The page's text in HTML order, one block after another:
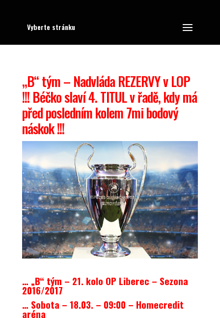
Vyberte stránku
„B“ tým – Nadvláda REZERVY v LOP
!!! Béčko slaví 4. TITUL v řadě, kdy má
před posledním kolem 7mi bodový
náskok !!!
… „B“ tým – 21. kolo OP Liberec – Sezona
2016/2017
… Sobota – 18.03. – 09:00 – Homecredit
aréna